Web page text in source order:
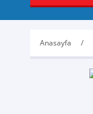
Anasayfa